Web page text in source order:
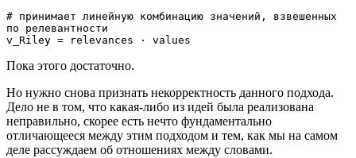
# принимает линейную комбинацию значений, взвешенных
по релевантности
v_Riley = relevances · values
Пока этого достаточно.
Но нужно снова признать некорректность данного подхода.
Дело не в том, что какая-либо из идей была реализована
неправильно, скорее есть нечто фундаментально
отличающееся между этим подходом и тем, как мы на самом
деле рассуждаем об отношениях между словами.